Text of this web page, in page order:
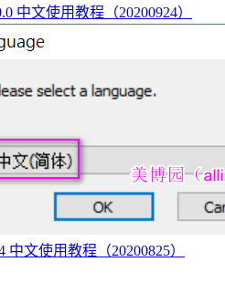
中文使用教程（20200924）
中文使用教程（20200825）